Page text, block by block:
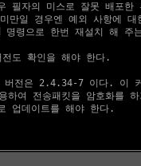
필자의 미스로 잘못 배포한
일 경우엔 예외 사항에 대
령으로 한번 재설치 해 주
도 확인을 해야 한다.
전은 2.4.34-7 이다. 이
여 전송패킷을 암호화를
업데이트를 해야 한다.